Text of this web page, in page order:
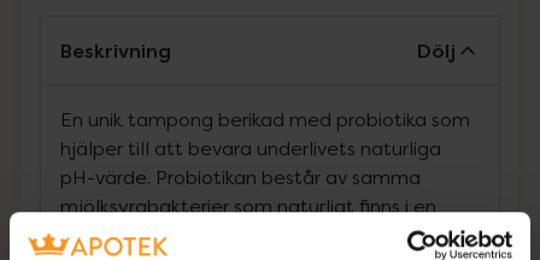
Beskrivning Dölj
En unik tampong berikad med probiotika som
hjälper till att bevara underlivets naturliga
pH-värde. Probiotikan består av samma
mjölksyrabakterier som naturligt finns i en
kvinnas friska underliv och som hjälper till att